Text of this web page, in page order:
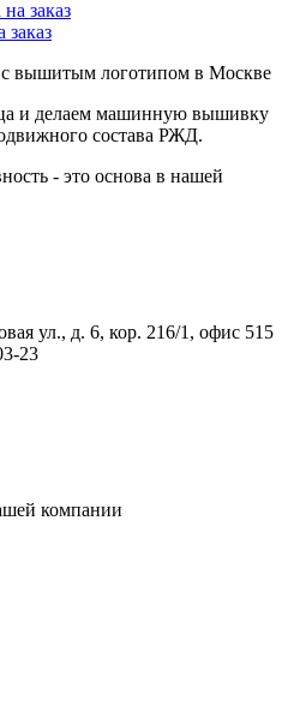
вышитым логотипом в Москве
и делаем машинную вышивку
состава РЖД.
- это основа в нашей
ул., д. 6, кор. 216/1, офис 515
23
компании